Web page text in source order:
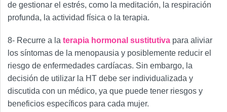
de gestionar el estrés, como la meditación, la respiración
profunda, la actividad física o la terapia.
8- Recurre a la terapia hormonal sustitutiva para aliviar
los síntomas de la menopausia y posiblemente reducir el
riesgo de enfermedades cardíacas. Sin embargo, la
decisión de utilizar la HT debe ser individualizada y
discutida con un médico, ya que puede tener riesgos y
beneficios específicos para cada mujer.